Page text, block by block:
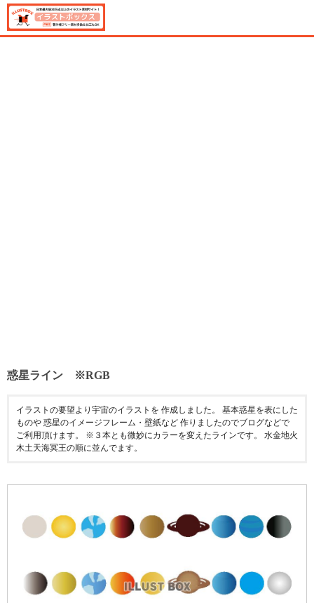
惑星ライン ※RGB
イラストの要望より宇宙のイラストを 作成しました。 基本惑星を表にした
ものや 惑星のイメージフレーム・壁紙など 作りましたのでブログなどで
ご利用頂けます。 ※３本とも微妙にカラーを変えたラインです。 水金地火
木土天海冥王の順に並んでます。